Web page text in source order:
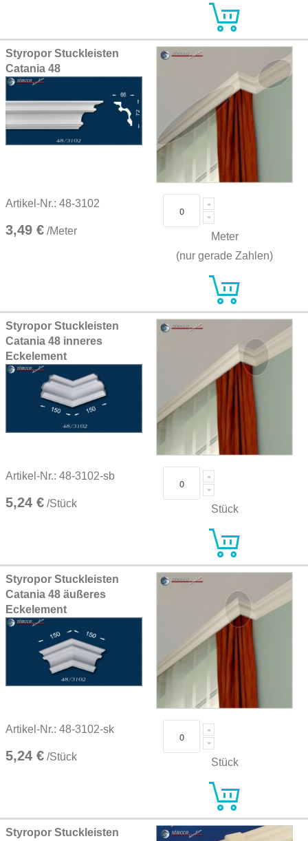
Styropor Stuckleisten
Catania 48
Artikel-Nr.: 48-3102
3,49 € /Meter
Meter
(nur gerade Zahlen)
Styropor Stuckleisten
Catania 48 inneres
Eckelement
Artikel-Nr.: 48-3102-sb
5,24 € /Stück Stück
Styropor Stuckleisten
Catania 48 äußeres
Eckelement
Artikel-Nr.: 48-3102-sk
5,24 € /Stück Stück
Styropor Stuckleisten